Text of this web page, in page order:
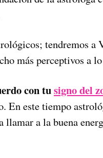
tendremos a
más perceptivos a
con tusigno del
En este tiempo
llamar a la buena